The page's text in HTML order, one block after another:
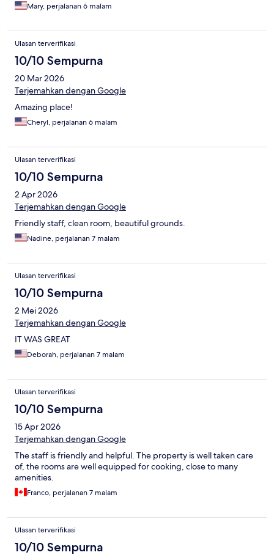
Mary, perjalanan 6 malam
Ulasan terverifikasi
10/10 Sempurna
20 Mar 2026
Terjemahkan dengan Google
Amazing place!
Cheryl, perjalanan 6 malam
Ulasan terverifikasi
10/10 Sempurna
2 Apr 2026
Terjemahkan dengan Google
Friendly staff, clean room, beautiful grounds.
Nadine, perjalanan 7 malam
Ulasan terverifikasi
10/10 Sempurna
2 Mei 2026
Terjemahkan dengan Google
IT WAS GREAT
Deborah, perjalanan 7 malam
Ulasan terverifikasi
10/10 Sempurna
15 Apr 2026
Terjemahkan dengan Google
The staff is friendly and helpful. The property is well taken care
of, the rooms are well equipped for cooking, close to many
amenities.
Franco, perjalanan 7 malam
Ulasan terverifikasi
10/10 Sempurna